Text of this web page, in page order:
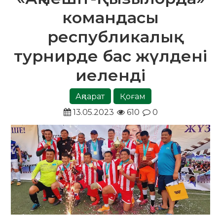
командасы
республикалық
турнирде бас жүлдені
иеленді
Ақпарат
Қоғам
13.05.2023
610 0